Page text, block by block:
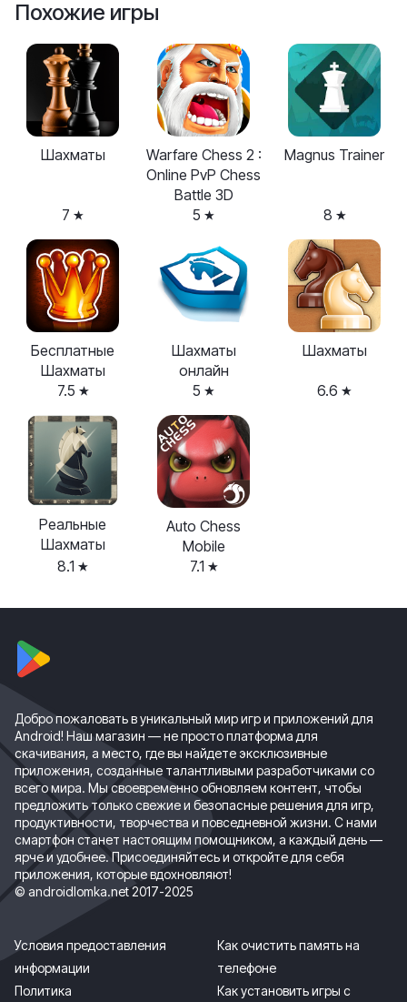
Похожие игры
Шахматы
7
Warfare Chess 2 :
Online PvP Chess
Battle 3D
5
Magnus Trainer
8
Бесплатные
Шахматы
7.5
Шахматы
онлайн
5
Шахматы
6.6
Реальные
Шахматы
8.1
Auto Chess
Mobile
7.1
Добро пожаловать в уникальный мир игр и приложений для
Android! Наш магазин — не просто платформа для
скачивания, а место, где вы найдете эксклюзивные
приложения, созданные талантливыми разработчиками со
всего мира. Мы своевременно обновляем контент, чтобы
предложить только свежие и безопасные решения для игр,
продуктивности, творчества и повседневной жизни. С нами
смартфон станет настоящим помощником, а каждый день —
ярче и удобнее. Присоединяйтесь и откройте для себя
приложения, которые вдохновляют!
© androidlomka.net 2017-2025
Условия предоставления
информации
Политика
Как очистить память на
телефоне
Как установить игры с